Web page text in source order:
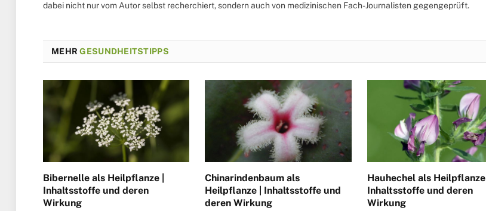
dabei nicht nur vom Autor selbst recherchiert, sondern auch von medizinischen Fach-Journalisten gegengeprüft.
MEHRGESUNDHEITSTIPPS
Bibernelle als Heilpflanze |
Inhaltsstoffe und deren
Wirkung
Chinarindenbaum als
Heilpflanze | Inhaltsstoffe und
deren Wirkung
Hauhechel als Heilpflanze |
Inhaltsstoffe und deren
Wirkung